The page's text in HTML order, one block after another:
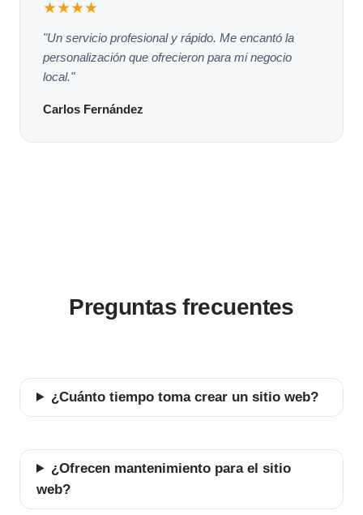
★★★★
"Un servicio profesional y rápido. Me encantó la
personalización que ofrecieron para mi negocio
local."
Carlos Fernández
Preguntas frecuentes
¿Cuánto tiempo toma crear un sitio web?
¿Ofrecen mantenimiento para el sitio
web?